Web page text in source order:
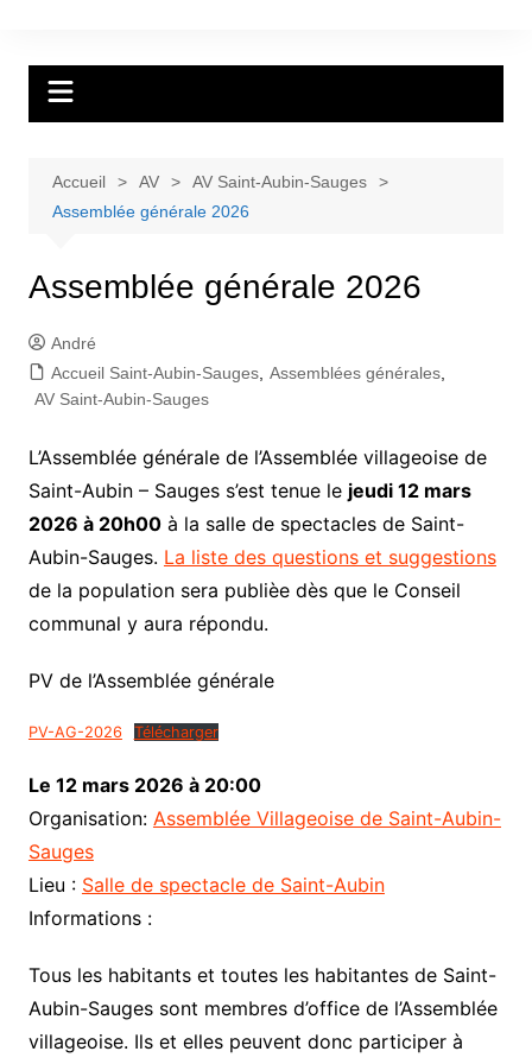
Assemblées Villageoises &
Association des Sociétés de La
Accueil AV
AV Saint-Aubin-Sauges
Assemblée générale 2026
Assemblée générale 2026
André
Accueil Saint-Aubin-Sauges, Assemblées générales,
AV Saint-Aubin-Sauges
L’Assemblée générale de l’Assemblée villageoise de
Saint-Aubin – Sauges s’est tenue le jeudi 12 mars
2026 à 20h00à la salle de spectacles de Saint-
Aubin-Sauges. La liste des questions et suggestions
de la population sera publièe dès que le Conseil
communal y aura répondu.
PV de l’Assemblée générale
PV-AG-2026 Télécharger
Le 12 mars 2026 à 20:00
Organisation: Assemblée Villageoise de Saint-Aubin-
Sauges
Lieu : Salle de spectacle de Saint-Aubin
Informations :
Tous les habitants et toutes les habitantes de Saint-
Aubin-Sauges sont membres d’office de l’Assemblée
villageoise. Ils et elles peuvent donc participer à